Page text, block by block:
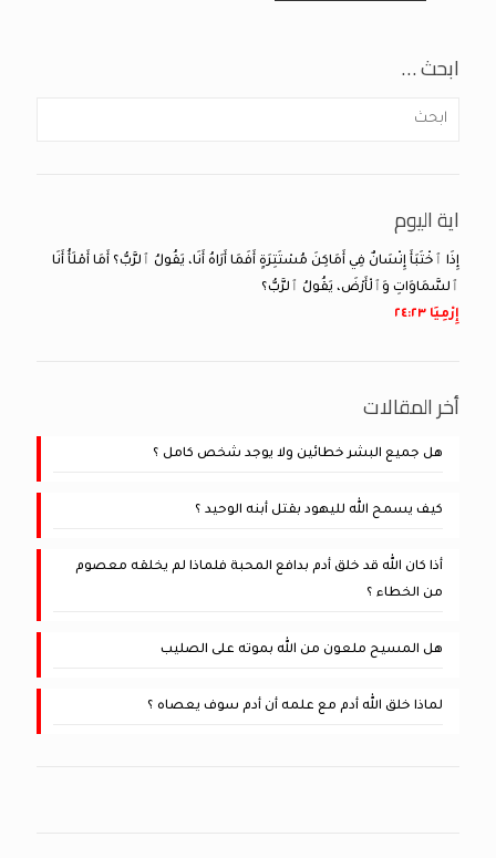
ابحث …
اية اليوم
إِذَا ٱخْتَبَأَ إِنْسَانٌ فِي أَمَاكِنَ مُسْتَتِرَةٍ أَفَمَا أَرَاهُ أَنَا، يَقُولُ ٱلرَّبُّ؟ أَمَا أَمْلَأُ أَنَا
ٱلسَّمَاوَاتِ وَٱلْأَرْضَ، يَقُولُ ٱلرَّبُّ؟
إِرْمِيَا ٢٣:‏٢٤
أخر المقالات
هل جميع البشر خطائين ولا يوجد شخص كامل ؟
كيف يسمح الله لليهود بقتل أبنه الوحيد ؟
أذا كان الله قد خلق أدم بدافع المحبة فلماذا لم يخلقه معصوم
من الخطاء ؟
هل المسيح ملعون من الله بموته على الصليب
لماذا خلق الله أدم مع علمه أن أدم سوف يعصاه ؟